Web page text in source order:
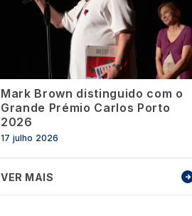
Mark Brown distinguido com o
Grande Prémio Carlos Porto
2026
17 julho 2026
VER MAIS